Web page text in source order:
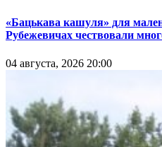
«Бацькава кашуля» для
Рубежевичах чествовали
04 августа, 2026 20:00